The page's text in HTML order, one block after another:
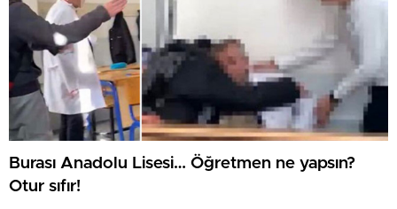
Burası Anadolu Lisesi… Öğretmen ne yapsın?
Otur sıfır!